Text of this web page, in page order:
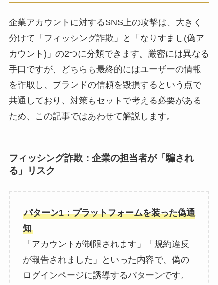
企業アカウントに対するSNS上の攻撃は、大きく
分けて「フィッシング詐欺」と「なりすまし(偽ア
カウント)」の2つに分類できます。厳密には異なる
手口ですが、どちらも最終的にはユーザーの情報
を詐取し、ブランドの信頼を毀損するという点で
共通しており、対策もセットで考える必要がある
ため、この記事ではあわせて解説します。
フィッシング詐欺：企業の担当者が「騙され
る」リスク
パターン1：プラットフォームを装った偽通
知
「アカウントが制限されます」「規約違反
が報告されました」といった内容で、偽の
ログインページに誘導するパターンです。